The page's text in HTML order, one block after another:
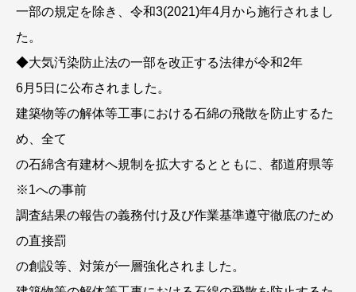
一部の規定を除き、令和3(2021)年4月から施行されまし
た。
◆大気汚染防止法の一部を改正する法律が令和2年
6月5日に公布されました。
建築物等の解体等工事における石綿の飛散を防止するた
め、全て
の石綿含有建材へ規制を拡大するとともに、都道府県等
※1への事前
調査結果の報告の義務付け及び作業基準遵守徹底のため
の直接罰
の創設等、対策が一層強化されました。